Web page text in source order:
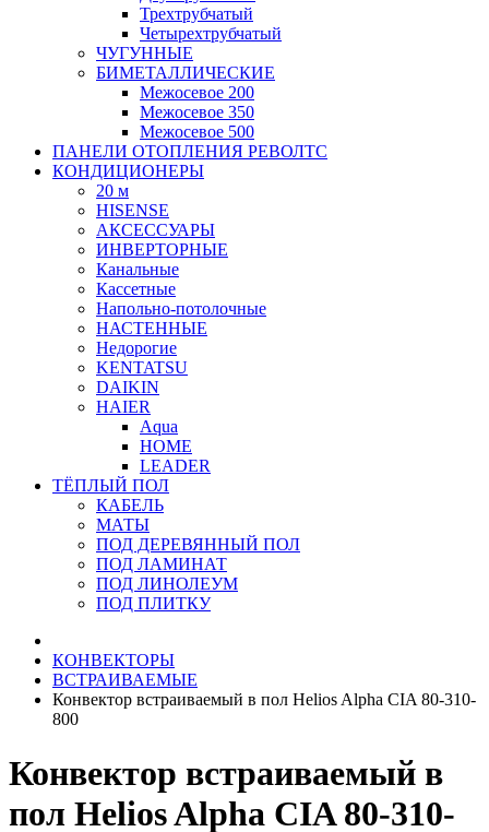
Трехтрубчатый
Четырехтрубчатый
ЧУГУННЫЕ
БИМЕТАЛЛИЧЕСКИЕ
Межосевое 200
Межосевое 350
Межосевое 500
ПАНЕЛИ ОТОПЛЕНИЯ РЕВОЛТС
КОНДИЦИОНЕРЫ
20 м
HISENSE
АКСЕССУАРЫ
ИНВЕРТОРНЫЕ
Канальные
Кассетные
Напольно-потолочные
НАСТЕННЫЕ
Недорогие
KENTATSU
DAIKIN
HAIER
Aqua
HOME
LEADER
ТЁПЛЫЙ ПОЛ
КАБЕЛЬ
МАТЫ
ПОД ДЕРЕВЯННЫЙ ПОЛ
ПОД ЛАМИНАТ
ПОД ЛИНОЛЕУМ
ПОД ПЛИТКУ
КОНВЕКТОРЫ
ВСТРАИВАЕМЫЕ
Конвектор встраиваемый в пол Helios Alpha CIA 80-310-
800
Конвектор встраиваемый в
пол Helios Alpha CIA 80-310-